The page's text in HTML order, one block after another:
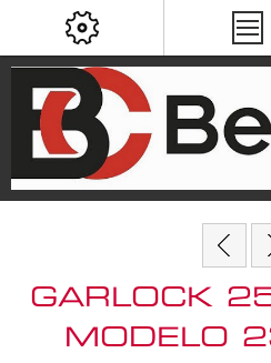
GARLOCK
MODELO